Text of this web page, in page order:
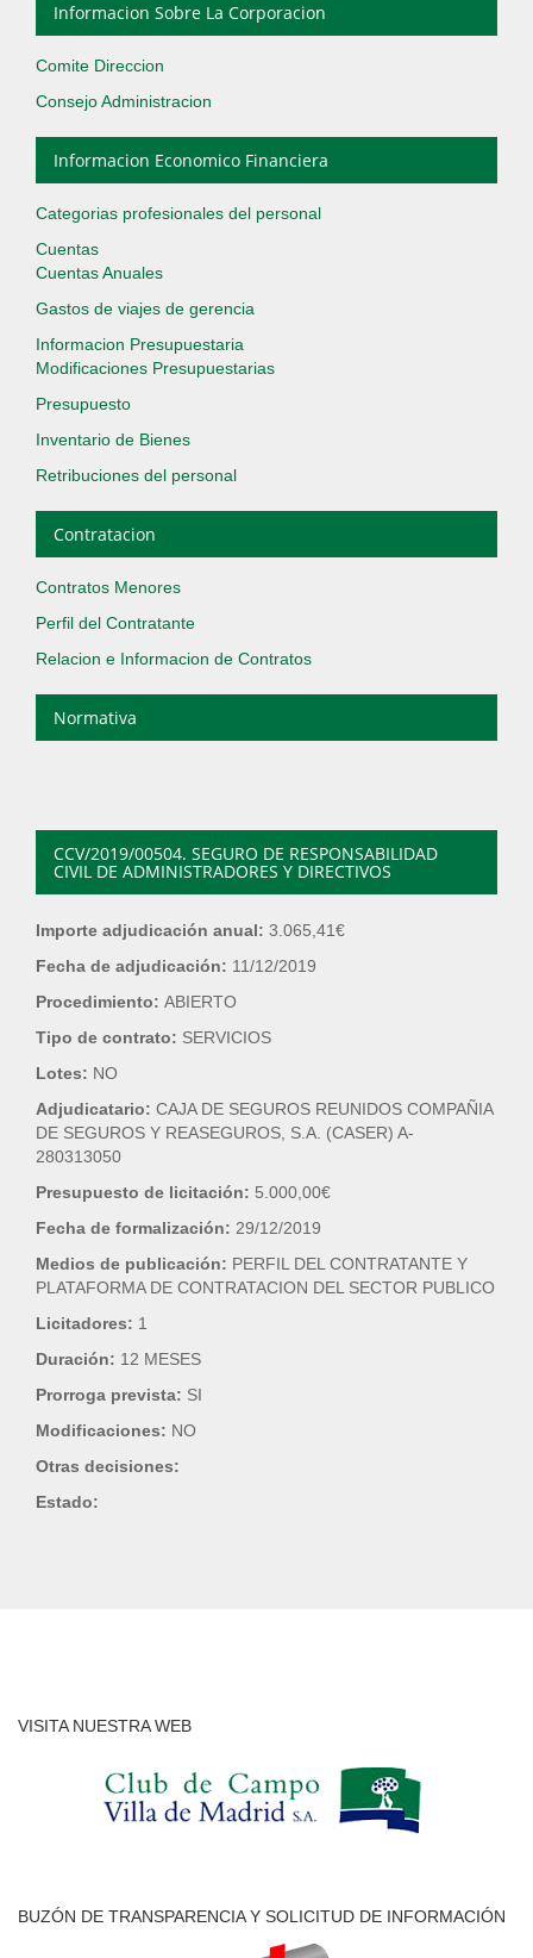
Informacion Sobre La Corporacion
Comite Direccion
Consejo Administracion
Informacion Economico Financiera
Categorias profesionales del personal
Cuentas
Cuentas Anuales
Gastos de viajes de gerencia
Informacion Presupuestaria
Modificaciones Presupuestarias
Presupuesto
Inventario de Bienes
Retribuciones del personal
Contratacion
Contratos Menores
Perfil del Contratante
Relacion e Informacion de Contratos
Normativa
CCV/2019/00504. SEGURO DE RESPONSABILIDAD
CIVIL DE ADMINISTRADORES Y DIRECTIVOS
Importe adjudicación anual: 3.065,41€
Fecha de adjudicación: 11/12/2019
Procedimiento: ABIERTO
Tipo de contrato: SERVICIOS
Lotes: NO
Adjudicatario: CAJA DE SEGUROS REUNIDOS COMPAÑIA
DE SEGUROS Y REASEGUROS, S.A. (CASER) A-
280313050
Presupuesto de licitación: 5.000,00€
Fecha de formalización: 29/12/2019
Medios de publicación: PERFIL DEL CONTRATANTE Y
PLATAFORMA DE CONTRATACION DEL SECTOR PUBLICO
Licitadores: 1
Duración: 12 MESES
Prorroga prevista: SI
Modificaciones: NO
Otras decisiones:
Estado:
VISITA NUESTRA WEB
BUZÓN DE TRANSPARENCIA Y SOLICITUD DE INFORMACIÓN